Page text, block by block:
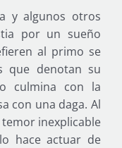
y algunos otros
por un sueño
al primo se
que denotan su
culmina con la
con una daga. Al
inexplicable
hace actuar de